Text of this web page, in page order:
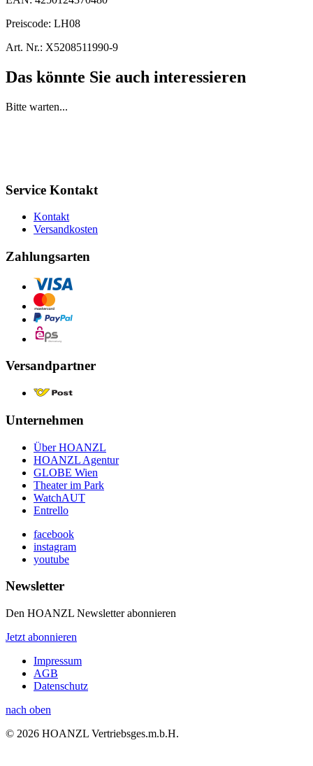
Preiscode: LH08
Art. Nr.: X5208511990-9
Das könnte Sie auch interessieren
Bitte warten...
Service Kontakt
Kontakt
Versandkosten
Zahlungsarten
Versandpartner
Unternehmen
Über HOANZL
HOANZL Agentur
GLOBE Wien
Theater im Park
WatchAUT
Entrello
facebook
instagram
youtube
Newsletter
Den HOANZL Newsletter abonnieren
Jetzt abonnieren
Impressum
AGB
Datenschutz
nach oben
© 2026 HOANZL Vertriebsges.m.b.H.